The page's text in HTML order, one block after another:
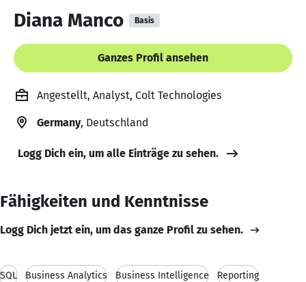
Diana Manco Basis
Ganzes Profil ansehen
Angestellt, Analyst, Colt Technologies
Germany, Deutschland
Logg Dich ein, um alle Einträge zu sehen.
Fähigkeiten und Kenntnisse
Logg Dich jetzt ein, um das ganze Profil zu sehen.
SQL Business Analytics Business Intelligence Reporting